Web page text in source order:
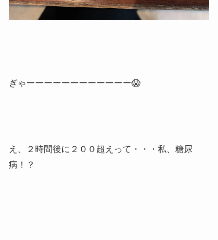
ぎゃーーーーーーーーーーーー😱
え、２時間後に２００超えって・・・私、糖尿
病！？